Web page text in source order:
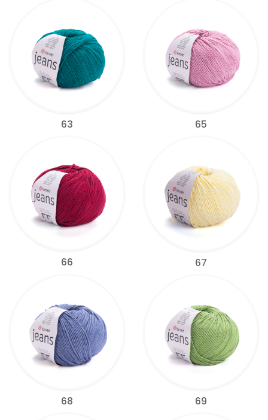
63 65
66 67
68 69